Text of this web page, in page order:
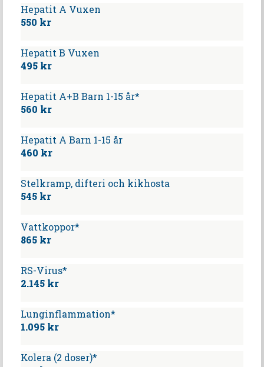
Hepatit A Vuxen
550 kr
Hepatit B Vuxen
495 kr
Hepatit A+B Barn 1-15 år*
560 kr
Hepatit A Barn 1-15 år
460 kr
Stelkramp, difteri och kikhosta
545 kr
Vattkoppor*
865 kr
RS-Virus*
2.145 kr
Lunginflammation*
1.095 kr
Kolera (2 doser)*